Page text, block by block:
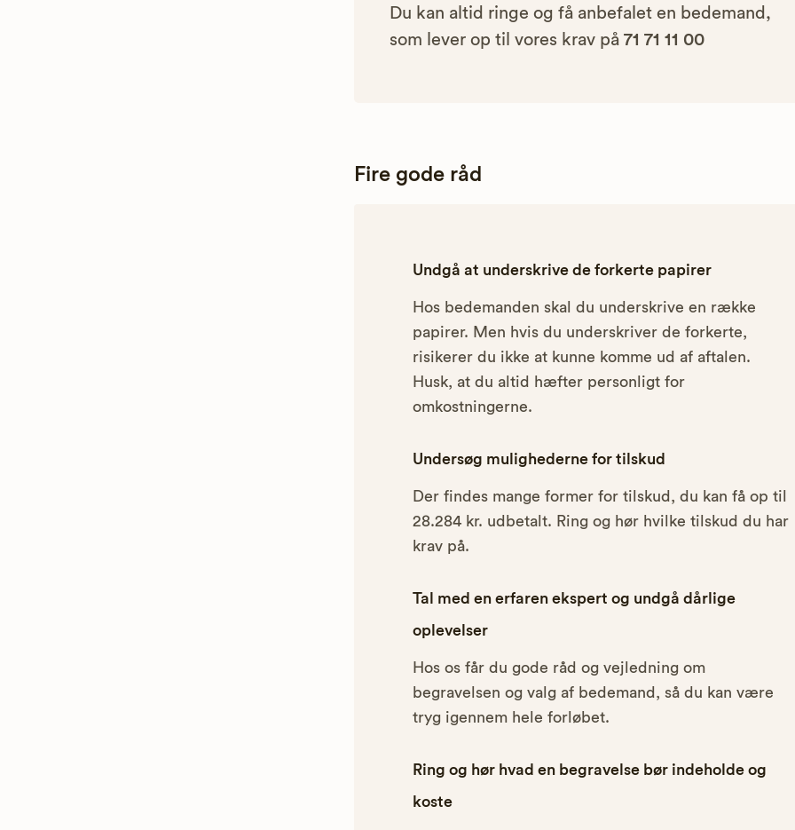
Du kan altid ringe og få anbefalet en bedemand,
som lever op til vores krav på 71 71 11 00
Fire gode råd
Undgå at underskrive de forkerte papirer
Hos bedemanden skal du underskrive en række
papirer. Men hvis du underskriver de forkerte,
risikerer du ikke at kunne komme ud af aftalen.
Husk, at du altid hæfter personligt for
omkostningerne.
Undersøg mulighederne for tilskud
Der findes mange former for tilskud, du kan få op til
28.284 kr. udbetalt. Ring og hør hvilke tilskud du har
krav på.
Tal med en erfaren ekspert og undgå dårlige
oplevelser
Hos os får du gode råd og vejledning om
begravelsen og valg af bedemand, så du kan være
tryg igennem hele forløbet.
Ring og hør hvad en begravelse bør indeholde og
koste